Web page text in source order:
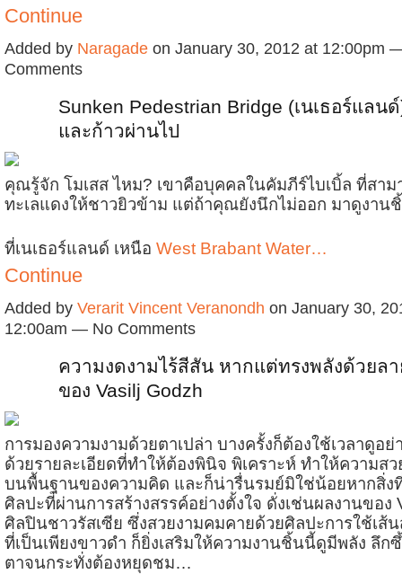
Continue
Added by Naragade on January 30, 2012 at 12:00pm
Comments
Sunken Pedestrian Bridge (เนเธอร์แลน
และก้าวผ่านไป
คุณรู้จัก โมเสส ไหม? เขาคือบุคคลในคัมภีร์ไบเบิ้ล ที่สาม
ทะเลแดงให้ชาวยิวข้าม แต่ถ้าคุณยังนึกไม่ออก มาดูงาน
ที่เนเธอร์แลนด์ เหนือ West Brabant Water…
Continue
Added by Verarit Vincent Veranondh on January 30,
12:00am — No Comments
ความงดงามไร้สีสัน หากแต่ทรงพลังด้วยล
ของ Vasilj Godzh
การมองความงามด้วยตาเปล่า บางครั้งก็ต้องใช้เวลาดูอย่
ด้วยรายละเอียดที่ทำให้ต้องพินิจ พิเคราะห์ ทำให้ความส
บนพื้นฐานของความคิด และก็น่ารื่นรมย์มิใช่น้อยหากสิ่ง
ศิลปะที่ผ่านการสร้างสรรค์อย่างตั้งใจ ดั่งเช่นผลงานของ
ศิลปินชาวรัสเซีย ซึ่งสวยงามคมคายด้วยศิลปะการใช้เส้
ที่เป็นเพียงขาวดำ ก็ยิ่งเสริมให้ความงานชิ้นนี้ดูมีพลัง ลึก
ตาจนกระทั่งต้องหยุดชม…